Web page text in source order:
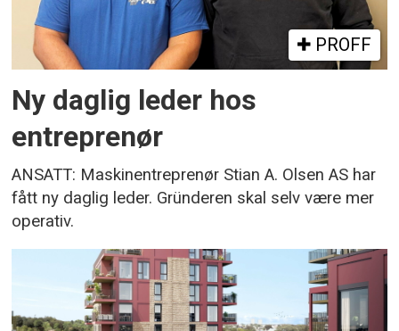
PROFF
Ny daglig leder hos
entreprenør
ANSATT: Maskinentreprenør Stian A. Olsen AS har
fått ny daglig leder. Gründeren skal selv være mer
operativ.